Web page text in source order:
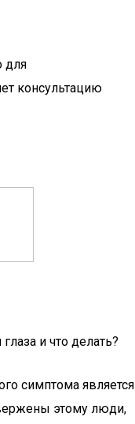
для
консультацию
и что делать?
симптома является
этому люди,